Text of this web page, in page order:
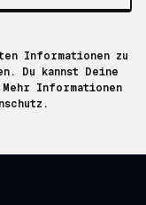
Informationen zu
Du kannst Deine
Informationen